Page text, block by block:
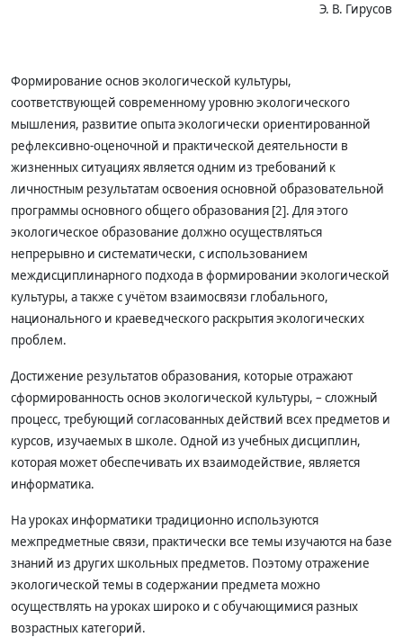
Э. В. Гирусов
Формирование основ экологической культуры,
соответствующей современному уровню экологического
мышления, развитие опыта экологически ориентированной
рефлексивно-оценочной и практической деятельности в
жизненных ситуациях является одним из требований к
личностным результатам освоения основной образовательной
программы основного общего образования [2]. Для этого
экологическое образование должно осуществляться
непрерывно и систематически, с использованием
междисциплинарного подхода в формировании экологической
культуры, а также с учётом взаимосвязи глобального,
национального и краеведческого раскрытия экологических
проблем.
Достижение результатов образования, которые отражают
сформированность основ экологической культуры, – сложный
процесс, требующий согласованных действий всех предметов и
курсов, изучаемых в школе. Одной из учебных дисциплин,
которая может обеспечивать их взаимодействие, является
информатика.
На уроках информатики традиционно используются
межпредметные связи, практически все темы изучаются на базе
знаний из других школьных предметов. Поэтому отражение
экологической темы в содержании предмета можно
осуществлять на уроках широко и с обучающимися разных
возрастных категорий.